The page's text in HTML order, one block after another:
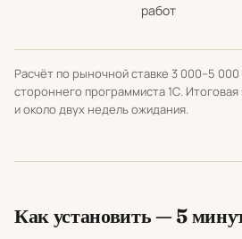
работ
Расчёт по рыночной ставке 3 000–5
стороннего программиста 1С.
и около двух недель ожидания.
Как установить — 5